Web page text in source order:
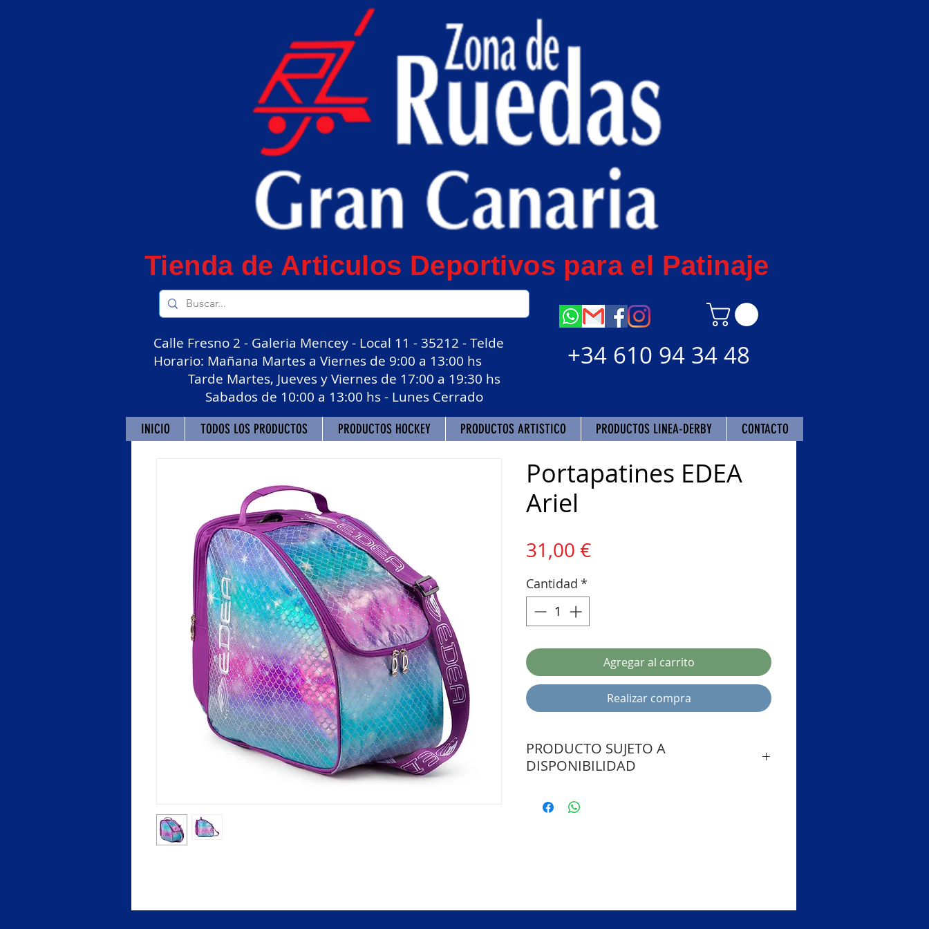
Tienda de Articulos Deportivos para el Patinaje
Calle Fresno 2 - Galeria Mencey - Local 11 - 35212 - Telde
Horario: Mañana Martes a Viernes de 9:00 a 13:00 hs
Tarde Martes, Jueves y Viernes de 17:00 a 19:30 hs
Sabados de 10:00 a 13:00 hs - Lunes Cerrado
+34 610 94 34 48
INICIO TODOS LOS PRODUCTOS PRODUCTOS HOCKEY PRODUCTOS ARTISTICO PRODUCTOS LINEA-DERBY CONTACTO
Portapatines EDEA
Ariel
31,00 €
Cantidad *
Agregar al carrito
Realizar compra
PRODUCTO SUJETO A
DISPONIBILIDAD